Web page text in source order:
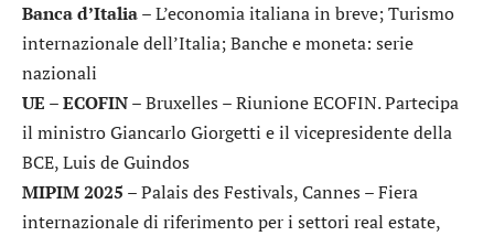
Banca d’Italia– L’economia italiana in breve; Turismo
internazionale dell’Italia; Banche e moneta: serie
nazionali
UE – ECOFIN– Bruxelles – Riunione ECOFIN. Partecipa
il ministro Giancarlo Giorgetti e il vicepresidente della
BCE, Luis de Guindos
MIPIM 2025 – Palais des Festivals, Cannes – Fiera
internazionale di riferimento per i settori real estate,